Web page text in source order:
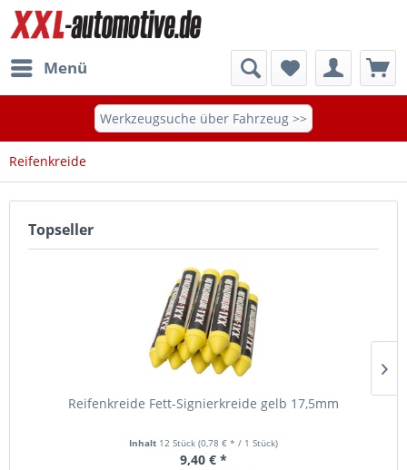
Menü
Werkzeugsuche über Fahrzeug >>
Reifenkreide
Topseller
Reifenkreide Fett-Signierkreide gelb 17,5mm
Inhalt 12 Stück (0,78 € * / 1 Stück)
9,40 € *